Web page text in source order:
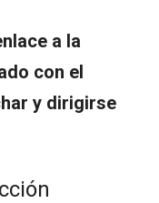
a la
con el
y dirigirse